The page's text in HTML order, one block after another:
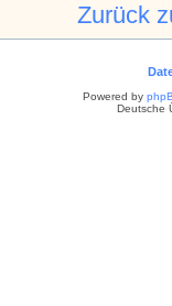
Zurück
Powered by
Deutsche